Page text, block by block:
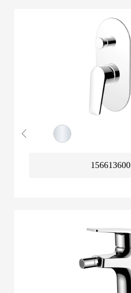
156613600